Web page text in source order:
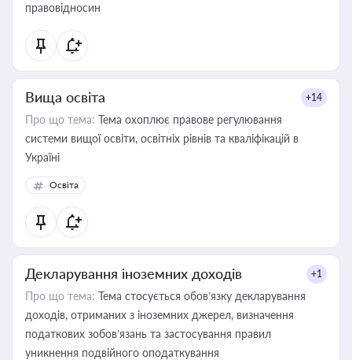
правовідносин
Вища освіта +14
Про що тема: Тема охоплює правове регулювання
системи вищої освіти, освітніх рівнів та кваліфікацій в
Україні
Освіта
Декларування іноземних доходів +1
Про що тема: Тема стосується обов’язку декларування
доходів, отриманих з іноземних джерел, визначення
податкових зобов’язань та застосування правил
уникнення подвійного оподаткування